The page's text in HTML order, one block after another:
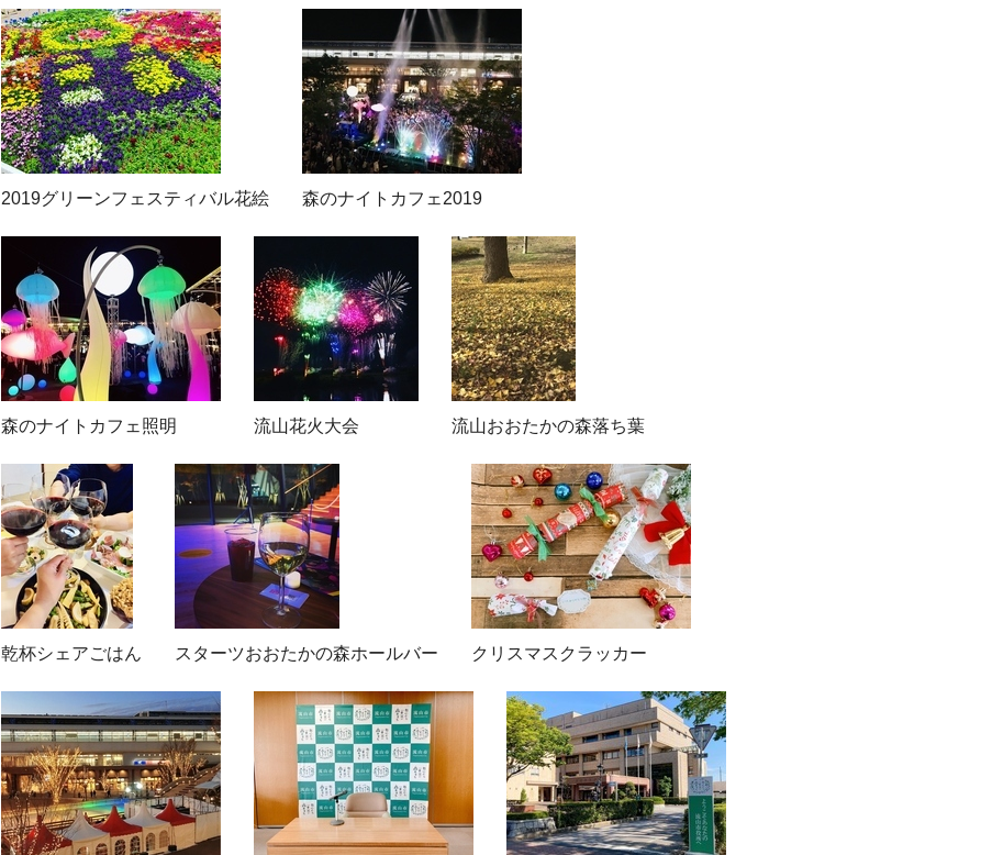
2019グリーンフェスティバル花絵 森のナイトカフェ2019
森のナイトカフェ照明 流山花火大会 流山おおたかの森落ち葉
乾杯シェアごはん スターツおおたかの森ホールバー クリスマスクラッカー